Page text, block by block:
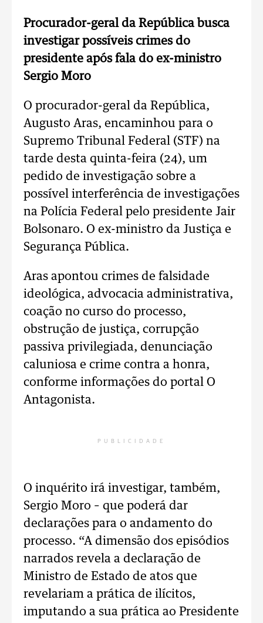
Procurador-geral da República busca
investigar possíveis crimes do
presidente após fala do ex-ministro
Sergio Moro
O procurador-geral da República,
Augusto Aras, encaminhou para o
Supremo Tribunal Federal (STF) na
tarde desta quinta-feira (24), um
pedido de investigação sobre a
possível interferência de investigações
na Polícia Federal pelo presidente Jair
Bolsonaro. O ex-ministro da Justiça e
Segurança Pública.
Aras apontou crimes de falsidade
ideológica, advocacia administrativa,
coação no curso do processo,
obstrução de justiça, corrupção
passiva privilegiada, denunciação
caluniosa e crime contra a honra,
conforme informações do portal O
Antagonista.
PUBLICIDADE
O inquérito irá investigar, também,
Sergio Moro – que poderá dar
declarações para o andamento do
processo. “A dimensão dos episódios
narrados revela a declaração de
Ministro de Estado de atos que
revelariam a prática de ilícitos,
imputando a sua prática ao Presidente